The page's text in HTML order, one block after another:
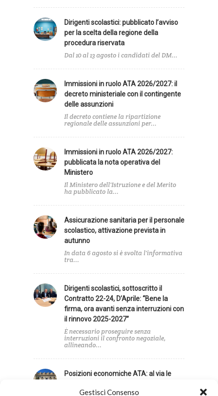
Gestisci Consenso
Dirigenti scolastici: pubblicato l’avviso
per la scelta della regione della
procedura riservata
Dal 10 al 13 agosto i candidati del DM...
Immissioni in ruolo ATA 2026/2027: il
decreto ministeriale con il contingente
delle assunzioni
Il decreto contiene la ripartizione
regionale delle assunzioni per...
Immissioni in ruolo ATA 2026/2027:
pubblicata la nota operativa del
Ministero
Il Ministero dell'Istruzione e del Merito
ha pubblicato la...
Assicurazione sanitaria per il personale
scolastico, attivazione prevista in
autunno
In data 6 agosto si è svolta l'informativa
tra...
Dirigenti scolastici, sottoscritto il
Contratto 22-24, D’Aprile: “Bene la
firma, ora avanti senza interruzioni con
il rinnovo 2025-2027”
È necessario proseguire senza
interruzioni il confronto negoziale,
allineando...
Posizioni economiche ATA: al via le